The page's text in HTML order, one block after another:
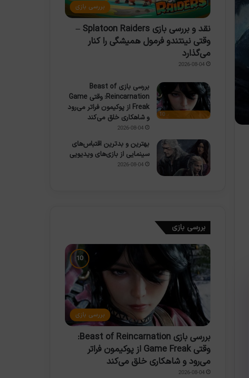
بررسی بازی
نقد و بررسی بازی Splatoon Raiders –
وقتی نینتندو فرمول همیشگی را کنار
می‌گذارد
2026-08-04
10
بررسی بازی Beast of
Reincarnation: وقتی Game
Freak از پوکیمون فراتر می‌رود
و شاهکاری خلق می‌کند
2026-08-04
بهترین و بدترین اقتباس‌های
سینمایی از بازی‌های ویدیویی
2026-08-04
بررسی بازی
بررسی بازی
بررسی بازی Beast of Reincarnation:
وقتی Game Freak از پوکیمون فراتر
می‌رود و شاهکاری خلق می‌کند
2026-08-04